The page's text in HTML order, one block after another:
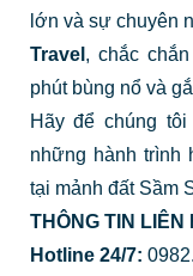
lớn và sự chuyên
Travel , chắc
phút bùng nổ và
Hãy để chúng
những hành trình
tại mảnh đất Sầm
THÔNG TIN LIÊN
Hotline 24/7: